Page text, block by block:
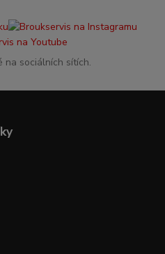
na sociálních sítích.